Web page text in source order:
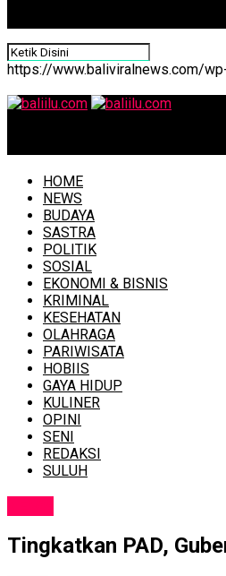
https://www.baliviralnews.com/
HOME
NEWS
BUDAYA
SASTRA
POLITIK
SOSIAL
EKONOMI & BISNIS
KRIMINAL
KESEHATAN
OLAHRAGA
PARIWISATA
HOBIIS
GAYA HIDUP
KULINER
OPINI
SENI
REDAKSI
SULUH
Tingkatkan PAD,